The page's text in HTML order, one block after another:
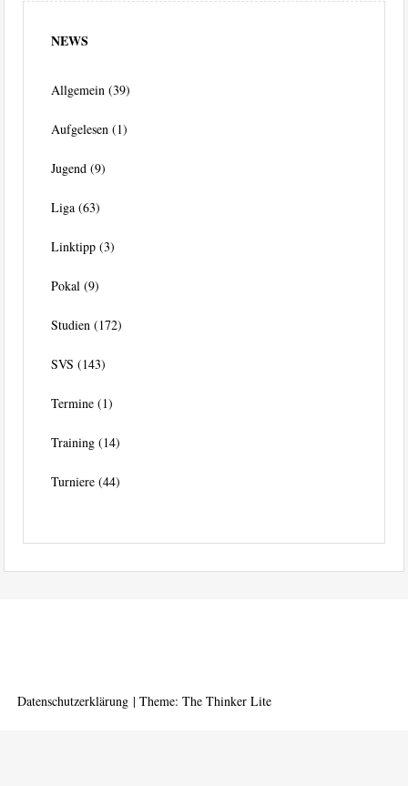
NEWS
Allgemein (39)
Aufgelesen (1)
Jugend (9)
Liga (63)
Linktipp (3)
Pokal (9)
Studien (172)
SVS (143)
Termine (1)
Training (14)
Turniere (44)
Datenschutzerklärung | Theme: The Thinker Lite